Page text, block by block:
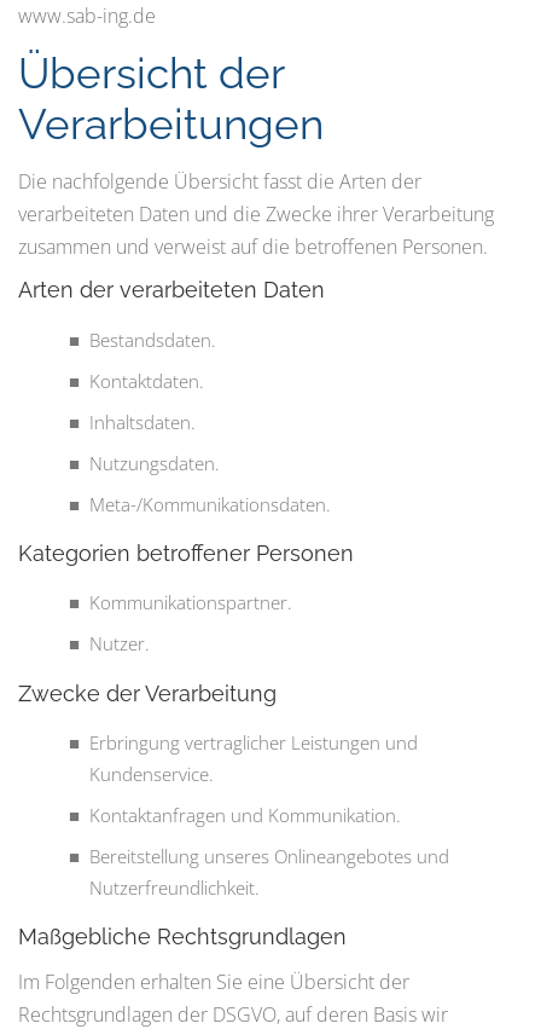
www.sab-ing.de
Übersicht der
Verarbeitungen
Die nachfolgende Übersicht fasst die Arten der
verarbeiteten Daten und die Zwecke ihrer Verarbeitung
zusammen und verweist auf die betroffenen Personen.
Arten der verarbeiteten Daten
Bestandsdaten.
Kontaktdaten.
Inhaltsdaten.
Nutzungsdaten.
Meta-/Kommunikationsdaten.
Kategorien betroffener Personen
Kommunikationspartner.
Nutzer.
Zwecke der Verarbeitung
Erbringung vertraglicher Leistungen und
Kundenservice.
Kontaktanfragen und Kommunikation.
Bereitstellung unseres Onlineangebotes und
Nutzerfreundlichkeit.
Maßgebliche Rechtsgrundlagen
Im Folgenden erhalten Sie eine Übersicht der
Rechtsgrundlagen der DSGVO, auf deren Basis wir